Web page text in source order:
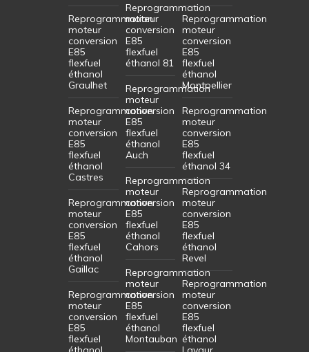
Reprogrammation
moteur
conversion
E85
flexfuel
éthanol
Graulhet
Reprogrammation
moteur
conversion
E85
flexfuel
éthanol
Castres
Reprogrammation
moteur
conversion
E85
flexfuel
éthanol
Gaillac
Reprogrammation
moteur
conversion
E85
flexfuel
Reprogrammation
moteur
conversion
E85
flexfuel
éthanol 81
Reprogrammation
moteur
conversion
E85
flexfuel
éthanol
Auch
Reprogrammation
moteur
conversion
E85
flexfuel
éthanol
Cahors
Reprogrammation
moteur
conversion
E85
flexfuel
éthanol
Montauban
Reprogrammation
moteur
conversion
E85
flexfuel
éthanol
Montpellier
Reprogrammation
moteur
conversion
E85
flexfuel
éthanol 34
Reprogrammation
moteur
conversion
E85
flexfuel
éthanol
Revel
Reprogrammation
moteur
conversion
E85
flexfuel
éthanol